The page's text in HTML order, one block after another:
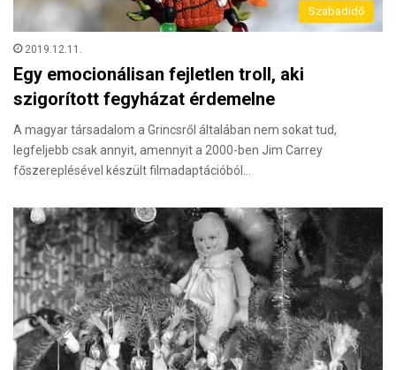
Szabadidő
2019.12.11.
Egy emocionálisan fejletlen troll, aki
szigorított fegyházat érdemelne
A magyar társadalom a Grincsről általában nem sokat tud,
legfeljebb csak annyit, amennyit a 2000-ben Jim Carrey
főszereplésével készült filmadaptációból…